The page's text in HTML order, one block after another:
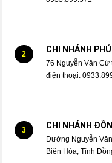
2 CHI NHÁNH
76 Nguyễn Văn Cừ
điện thoại:
3 CHI NHÁNH
Đường Nguyễn
Biên Hòa, Tỉnh